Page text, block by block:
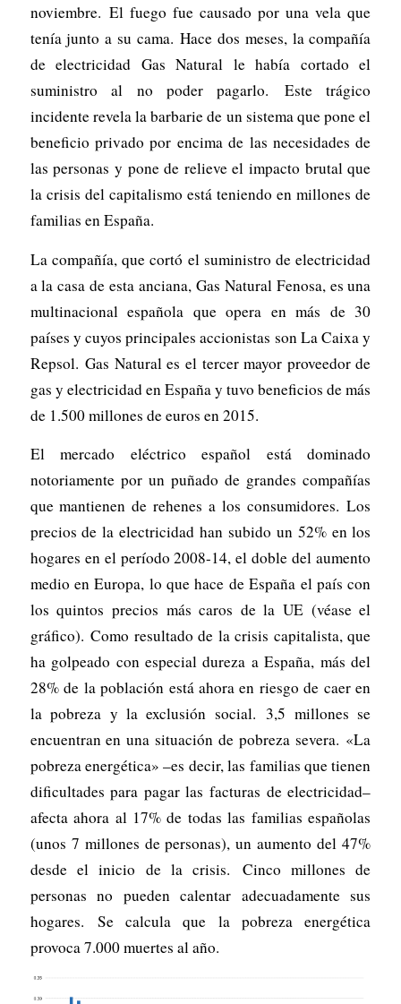
noviembre. El fuego fue causado por una vela que
tenía junto a su cama. Hace dos meses, la compañía
de electricidad Gas Natural le había cortado el
suministro al no poder pagarlo. Este trágico
incidente revela la barbarie de un sistema que pone el
beneficio privado por encima de las necesidades de
las personas y pone de relieve el impacto brutal que
la crisis del capitalismo está teniendo en millones de
familias en España.
La compañía, que cortó el suministro de electricidad
a la casa de esta anciana, Gas Natural Fenosa, es una
multinacional española que opera en más de 30
países y cuyos principales accionistas son La Caixa y
Repsol. Gas Natural es el tercer mayor proveedor de
gas y electricidad en España y tuvo beneficios de más
de 1.500 millones de euros en 2015.
El mercado eléctrico español está dominado
notoriamente por un puñado de grandes compañías
que mantienen de rehenes a los consumidores. Los
precios de la electricidad han subido un 52% en los
hogares en el período 2008-14, el doble del aumento
medio en Europa, lo que hace de España el país con
los quintos precios más caros de la UE (véase el
gráfico). Como resultado de la crisis capitalista, que
ha golpeado con especial dureza a España, más del
28% de la población está ahora en riesgo de caer en
la pobreza y la exclusión social. 3,5 millones se
encuentran en una situación de pobreza severa. «La
pobreza energética» –es decir, las familias que tienen
dificultades para pagar las facturas de electricidad–
afecta ahora al 17% de todas las familias españolas
(unos 7 millones de personas), un aumento del 47%
desde el inicio de la crisis. Cinco millones de
personas no pueden calentar adecuadamente sus
hogares. Se calcula que la pobreza energética
provoca 7.000 muertes al año.